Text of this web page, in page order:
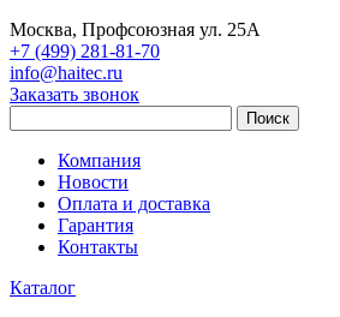
Москва, Профсоюзная ул. 25А
+7 (499) 281-81-70
info@haitec.ru
Заказать звонок
Поиск
Компания
Новости
Оплата и доставка
Гарантия
Контакты
Каталог